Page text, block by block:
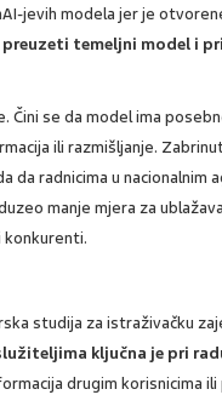
jevih modela jer je
temeljni model i
Čini se da model ima
ili razmišljanje.
da radnicima u
manje mjera za
studija za istraživačku
ključna je pri
drugim korisnicima